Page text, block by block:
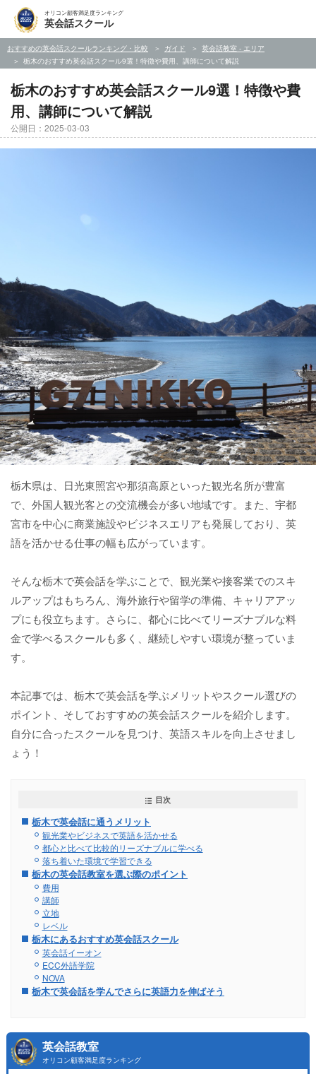
オリコン顧客満足度ランキング
英会話スクール
おすすめの英会話スクールランキング・比較 ガイド
英会話教室 - エリア
栃木のおすすめ英会話スクール9選！特徴や費用、講師について解説
栃木のおすすめ英会話スクール9選！特徴や費
用、講師について解説
公開日：2025-03-03
栃木県は、日光東照宮や那須高原といった観光名所が豊富
で、外国人観光客との交流機会が多い地域です。また、宇都
宮市を中心に商業施設やビジネスエリアも発展しており、英
語を活かせる仕事の幅も広がっています。
そんな栃木で英会話を学ぶことで、観光業や接客業でのスキ
ルアップはもちろん、海外旅行や留学の準備、キャリアアッ
プにも役立ちます。さらに、都心に比べてリーズナブルな料
金で学べるスクールも多く、継続しやすい環境が整っていま
す。
本記事では、栃木で英会話を学ぶメリットやスクール選びの
ポイント、そしておすすめの英会話スクールを紹介します。
自分に合ったスクールを見つけ、英語スキルを向上させまし
ょう！
目次
栃木で英会話に通うメリット
観光業やビジネスで英語を活かせる
都心と比べて比較的リーズナブルに学べる
落ち着いた環境で学習できる
栃木の英会話教室を選ぶ際のポイント
費用
講師
立地
レベル
栃木にあるおすすめ英会話スクール
英会話イーオン
ECC外語学院
NOVA
栃木で英会話を学んでさらに英語力を伸ばそう
英会話教室
オリコン顧客満足度ランキング